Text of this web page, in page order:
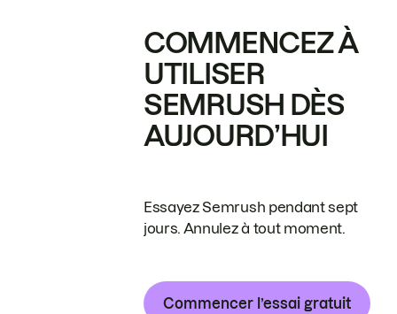
COMMENCEZ À
UTILISER
SEMRUSH DÈS
AUJOURD’HUI
Essayez Semrush pendant sept
jours. Annulez à tout moment.
Commencer l’essai gratuit